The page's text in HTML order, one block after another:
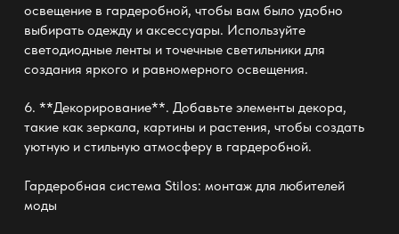
освещение в гардеробной, чтобы вам было удобно
выбирать одежду и аксессуары. Используйте
светодиодные ленты и точечные светильники для
создания яркого и равномерного освещения.
6. **Декорирование**. Добавьте элементы декора,
такие как зеркала, картины и растения, чтобы создать
уютную и стильную атмосферу в гардеробной.
Гардеробная система Stilos: монтаждля любителей
моды